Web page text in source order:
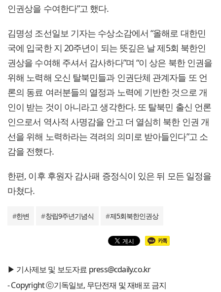
인권상을 수여한다”고 했다.
김명성 조선일보 기자는 수상소감에서 “올해로 대한민
국에 입국한 지 20주년이 되는 뜻깊은 날 제5회 북한인
권상을 수여해 주셔서 감사하다”며 “이 상은 북한 인권을
위해 노력해 오신 탈북민들과 인권단체 관계자들 또 언
론의 동료 여러분들의 열정과 노력에 기반한 것으로 개
인이 받는 것이 아니라고 생각한다. 또 탈북민 출신 언론
인으로서 역사적 사명감을 안고 더 열심히 북한 인권 개
선을 위해 노력하라는 격려의 의미로 받아들인다”고 소
감을 전했다.
한편, 이후 후원자 감사패 증정식이 있은 뒤 모든 일정을
마쳤다.
#한변 #창립9주년기념식 #제5회북한인권상
▶ 기사제보 및 보도자료 press@cdaily.co.kr
- Copyright ⓒ기독일보, 무단전재 및 재배포 금지